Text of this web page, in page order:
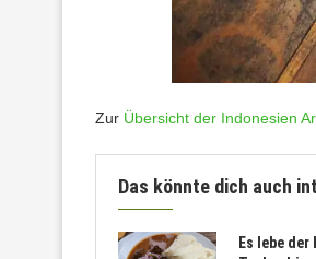
Zur Übersicht der Indonesien
Das könnte dich auch
Es lebe